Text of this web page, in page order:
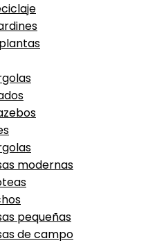
modernas
pequeñas
de campo